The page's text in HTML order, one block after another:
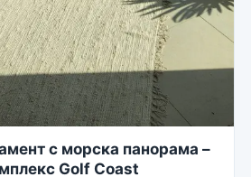
с морска панорама –
Golf Coast